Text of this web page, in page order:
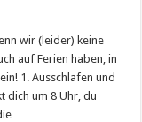
wir (leider) keine
auf Ferien haben, in
1. Ausschlafen und
dich um 8 Uhr, du
…